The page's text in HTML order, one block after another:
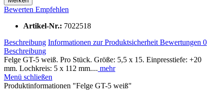
Bewerten Empfehlen
Artikel-Nr.: 7022518
Beschreibung Informationen zur Produktsicherheit Bewertungen 0
Beschreibung
Felge GT-5 weiß. Pro Stück. Größe: 5,5 x 15. Einpresstiefe: +20
mm. Lochkreis: 5 x 112 mm.... mehr
Menü schließen
Produktinformationen "Felge GT-5 weiß"